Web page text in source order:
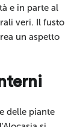
e in parte al
veri. Il fusto
un aspetto
delle piante